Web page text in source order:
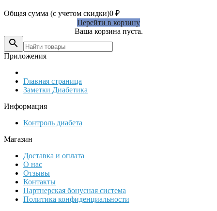
Общая сумма (с учетом скидки)0 ₽
Перейти в корзину
Ваша корзина пуста.

Приложения
Главная страница
Заметки Диабетика
Информация
Контроль диабета
Магазин
Доставка и оплата
О нас
Отзывы
Контакты
Партнерская бонусная система
Политика конфиденциальности